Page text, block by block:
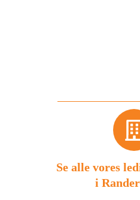
Se alle vores
i